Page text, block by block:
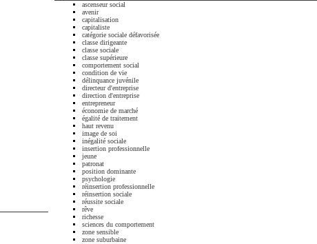
ascenseur social
avenir
capitalisation
capitaliste
catégorie sociale défavorisée
classe dirigeante
classe sociale
classe supérieure
comportement social
condition de vie
délinquance juvénile
directeur d'entreprise
direction d'entreprise
entrepreneur
économie de marché
égalité de traitement
haut revenu
image de soi
inégalité sociale
insertion professionnelle
jeune
patronat
position dominante
psychologie
réinsertion professionnelle
réinsertion sociale
réussite sociale
rêve
richesse
sciences du comportement
zone sensible
zone suburbaine